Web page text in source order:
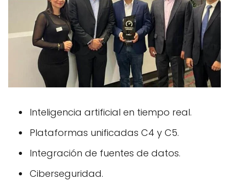
Inteligencia artificial en tiempo real.
Plataformas unificadas C4 y C5.
Integración de fuentes de datos.
Ciberseguridad.